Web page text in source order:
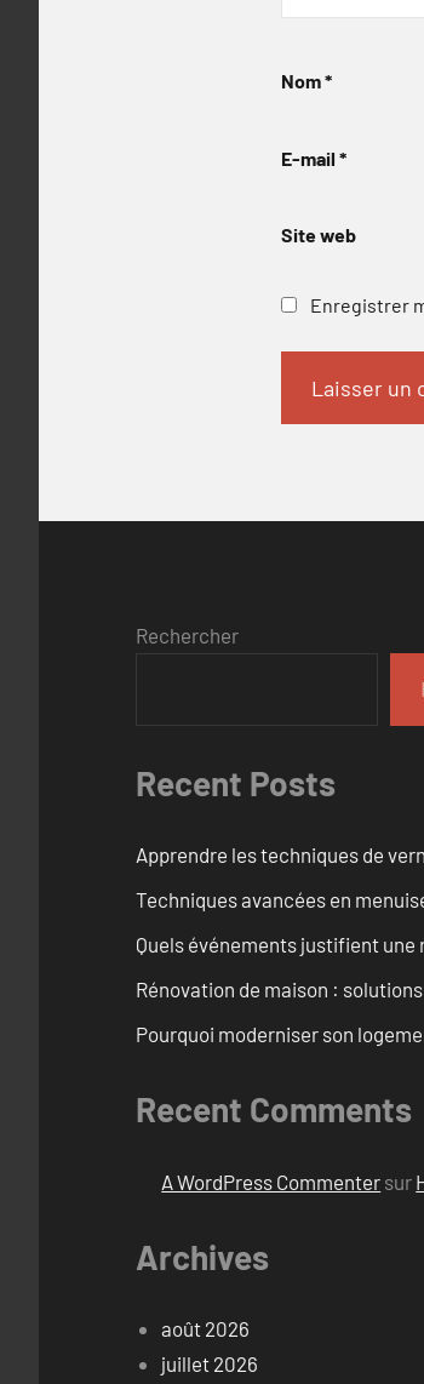
Nom*
E-mail *
Site web
Enregistrer
Rechercher
Recent Posts
Apprendre les techniques de
Techniques avancées en
Quels événements justifient
Rénovation de maison :
Pourquoi moderniser son
Recent Comments
A WordPress Commenter sur
Archives
août 2026
juillet 2026